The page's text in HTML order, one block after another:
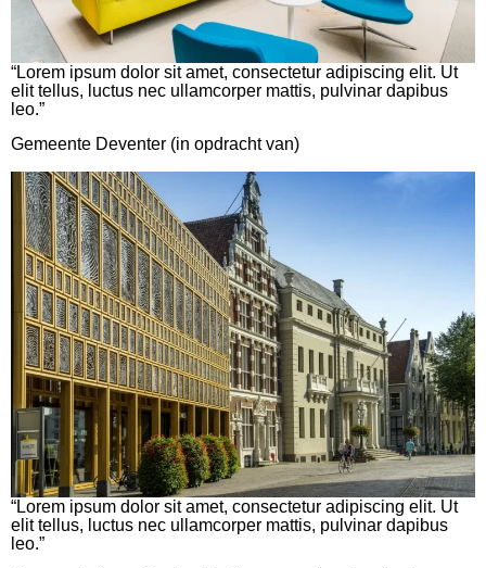
“Lorem ipsum dolor sit amet, consectetur adipiscing elit. Ut
elit tellus, luctus nec ullamcorper mattis, pulvinar dapibus
leo.”
Gemeente Deventer (in opdracht van)
“Lorem ipsum dolor sit amet, consectetur adipiscing elit. Ut
elit tellus, luctus nec ullamcorper mattis, pulvinar dapibus
leo.”